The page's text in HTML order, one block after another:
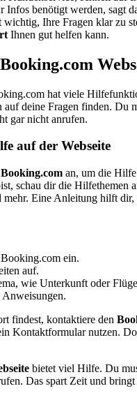
Infos benötigt werden, sagt
wichtig, Ihre Fragen klar zu
Ihnen gut helfen kann.
hat viele
deine Fragen finden. Du
gar nicht anrufen.
auf der Webseite
Booking.com an, um die
schau dir die Hilfethemen
mehr. Eine Anleitung hilft dir,
ein.
auf.
wie Unterkunft oder
Anweisungen.
findest, kontaktiere den
Kontaktformular nutzen.
bietet viel Hilfe. Du
Das spart Zeit und